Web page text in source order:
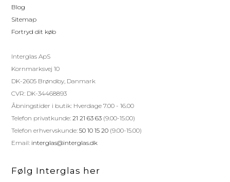
Blog
Sitemap
Fortryd dit køb
Interglas ApS
Kornmarksvej 10
DK-2605 Brøndby, Danmark
CVR: DK-34468893
Åbningstider i butik: Hverdage 7.00 - 16.00
Telefon privatkunde:21 21 63 63 (9.00-15.00)
Telefon erhvervskunde:50 10 15 20 (9.00-15.00)
Email: interglas@interglas.dk
Følg Interglas her